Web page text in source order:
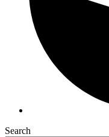
Search